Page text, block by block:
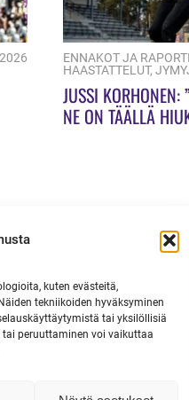
kuten evästeitä,
tekniikoiden hyväksyminen
tai yksilöllisiä
peruuttaminen voi vaikuttaa
ENNAKOT JA
HAASTATTELUT,
JUSSI KORHONEN:
NE ON TÄÄLLÄ
JA KAUSIKORTITOTTELUT